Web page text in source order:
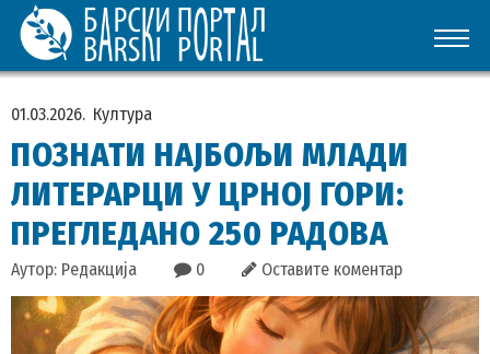
01.03.2026. Култура
ПОЗНАТИ НАЈБОЉИ МЛАДИ
ЛИТЕРАРЦИ У ЦРНОЈ ГОРИ:
ПРЕГЛЕДАНО 250 РАДОВА
Аутор: Редакција 0 Оставите коментар